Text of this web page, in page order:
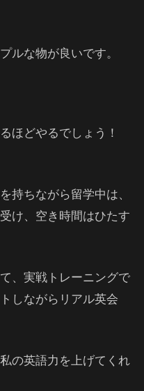
ルな物が良いです。
ほどやるでしょう！
持ちながら留学中は、
け、空き時間はひたす
、実戦トレーニングで
しながらリアル英会
の英語力を上げてくれ